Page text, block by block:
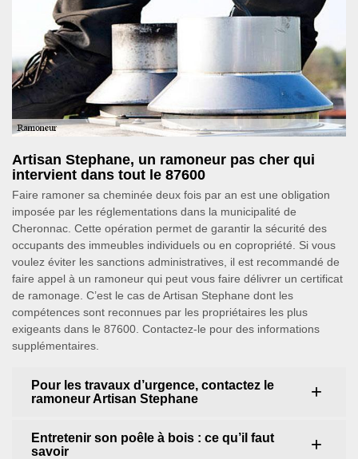
Artisan Stephane, un ramoneur pas cher qui
intervient dans tout le 87600
Faire ramoner sa cheminée deux fois par an est une obligation
imposée par les réglementations dans la municipalité de
Cheronnac. Cette opération permet de garantir la sécurité des
occupants des immeubles individuels ou en copropriété. Si vous
voulez éviter les sanctions administratives, il est recommandé de
faire appel à un ramoneur qui peut vous faire délivrer un certificat
de ramonage. C’est le cas de Artisan Stephane dont les
compétences sont reconnues par les propriétaires les plus
exigeants dans le 87600. Contactez-le pour des informations
supplémentaires.
Pour les travaux d’urgence, contactez le
ramoneur Artisan Stephane
Entretenir son poêle à bois : ce qu’il faut
savoir